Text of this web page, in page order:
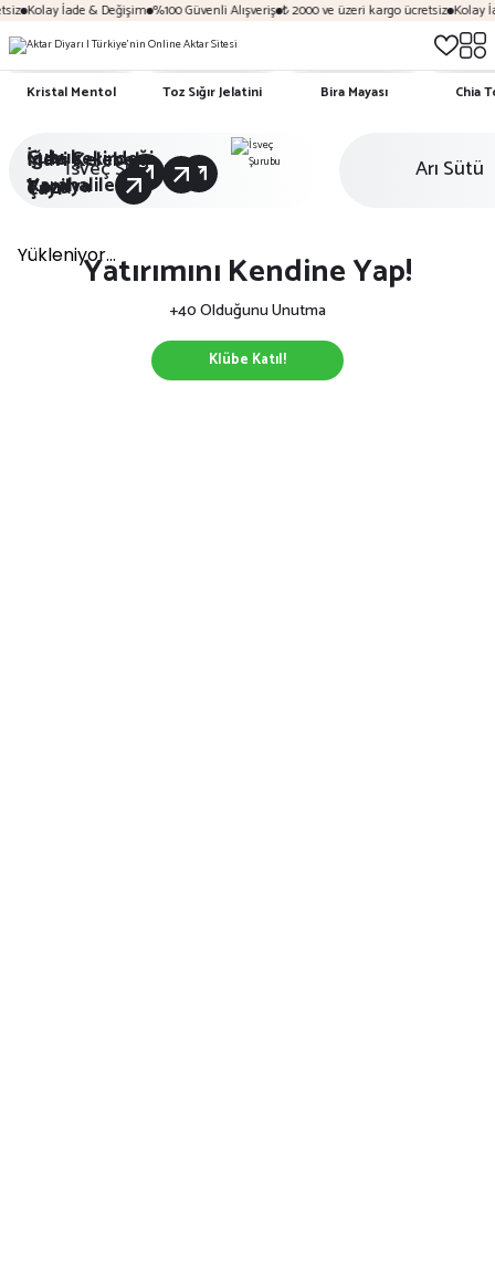
İade & Değişim %100 Güvenli Alışveriş ₺ 2000 ve üzeri kargo ücretsiz Kolay İade &
Kristal Mentol Toz Sığır Jelatini Bira Mayası Chia
İsveç Şurubu Arı Sütü
Yatırımını Kendine Yap!
+40 Olduğunu Unutma
Klübe Katıl!
Çubuk
Vanilya
İğde Çekirdeği
Tozu
Mavi Kelebek
Çayı
Karahalile